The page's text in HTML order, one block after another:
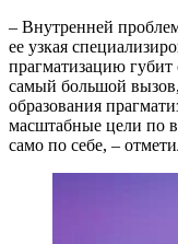
– Внутренней
ее узкая
прагматизацию
самый большой
образования
масштабные цели по
само по себе, –